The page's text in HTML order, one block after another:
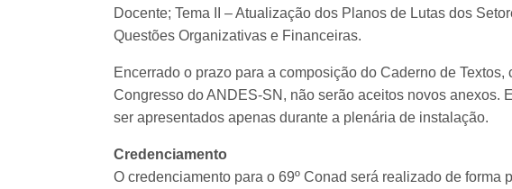
Docente; Tema II – Atualização dos Planos de Lutas dos
Questões Organizativas e Financeiras.
Encerrado o prazo para a composição do Caderno de Textos,
Congresso do ANDES-SN, não serão aceitos novos anexos.
ser apresentados apenas durante a plenária de instalação.
Credenciamento
O credenciamento para o 69º Conad será realizado de forma